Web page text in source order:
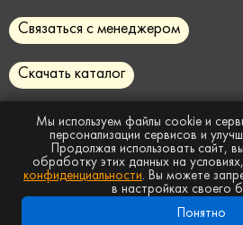
Связаться с менеджером
Скачать каталог
request@rmmaster.ru
Сайт носит информационный характер и не
является публичной офертой
© Все права защищены, 2026г. ООО «СУ-
Мы используем файлы cookie и
персонализации сервисов и
Продолжая использовать сайт,
обработку этих данных на
конфиденциальности. Вы можете
в настройках своего
Понятно